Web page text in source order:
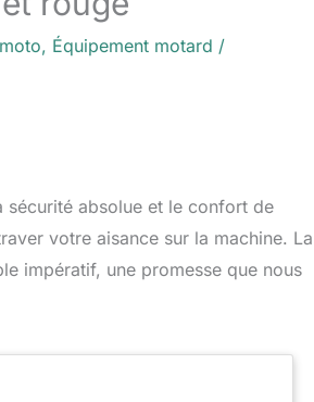
, Équipement motard /
sécurité absolue et le confort de
votre aisance sur la machine. La
impératif, une promesse que nous